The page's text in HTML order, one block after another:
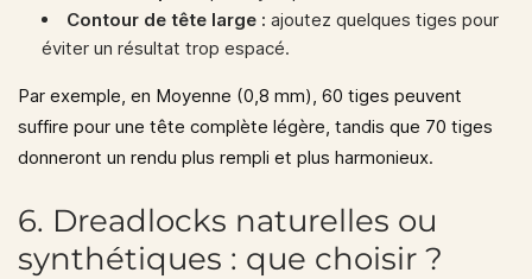
Contour de tête large : ajoutez quelques tiges pour
éviter un résultat trop espacé.
Par exemple, en Moyenne (0,8 mm), 60 tiges peuvent
suffire pour une tête complète légère, tandis que 70 tiges
donneront un rendu plus rempli et plus harmonieux.
6. Dreadlocks naturelles ou
synthétiques : que choisir ?